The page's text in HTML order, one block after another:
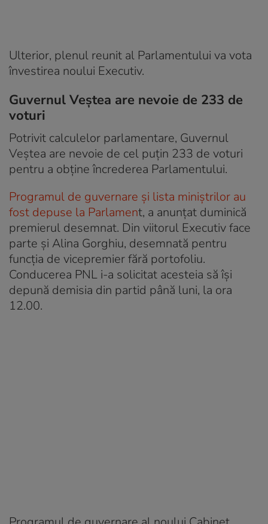
Ulterior, plenul reunit al Parlamentului va vota
învestirea noului Executiv.
Guvernul Veștea are nevoie de 233 de
voturi
Potrivit calculelor parlamentare, Guvernul
Veștea are nevoie de cel puțin 233 de voturi
pentru a obține încrederea Parlamentului.
Programul de guvernare și lista miniștrilor au
fost depuse la Parlament, a anunțat duminică
premierul desemnat. Din viitorul Executiv face
parte și Alina Gorghiu, desemnată pentru
funcția de vicepremier fără portofoliu.
Conducerea PNL i-a solicitat acesteia să își
depună demisia din partid până luni, la ora
12.00.